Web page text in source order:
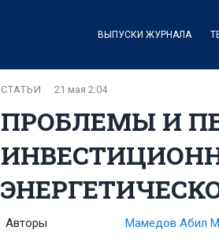
ВЫПУСКИ ЖУРНАЛА
ПРОБЛЕМЫ И
СТАТЬИ 21 мая 2:04
Авторы Мамедов Абил